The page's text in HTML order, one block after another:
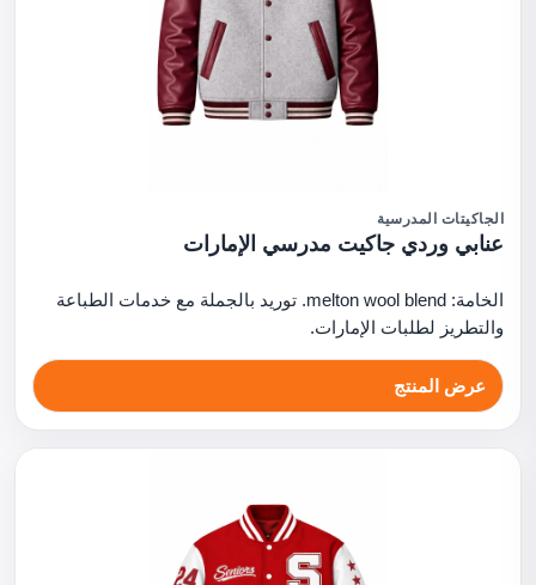
الجاكيتات المدرسية
عنابي وردي جاكيت مدرسي الإمارات
الخامة: melton wool blend. توريد بالجملة مع خدمات الطباعة
والتطريز لطلبات الإمارات.
عرض المنتج